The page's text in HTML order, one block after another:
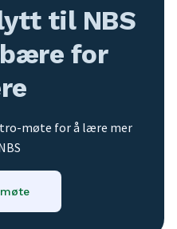
til NBS
for
møte for å lære mer